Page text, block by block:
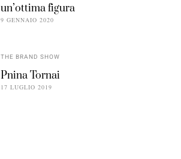
un’ottima figura
9 GENNAIO 2020
THE BRAND SHOW
Pnina Tornai
17 LUGLIO 2019